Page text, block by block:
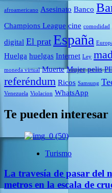
afroamericano Asesinato Banco
Champions League cine comodidad
digital El prat España
Huelga huelgas Internet Ley
moneda virtual Muerte Mujer pelis
referéndum Ricos Samsung
Venezuela Violacion WhatsApp
Te pueden interesar
Turismo
La travesía de pasar del
metros en la escala de